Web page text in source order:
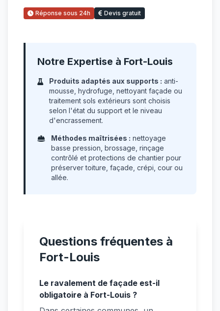
Réponse sous 24h Devis gratuit
Notre Expertise à Fort-Louis
Produits adaptés aux supports : anti-
mousse, hydrofuge, nettoyant façade ou
traitement sols extérieurs sont choisis
selon l'état du support et le niveau
d'encrassement.
Méthodes maîtrisées : nettoyage
basse pression, brossage, rinçage
contrôlé et protections de chantier pour
préserver toiture, façade, crépi, cour ou
allée.
Questions fréquentes à
Fort-Louis
Le ravalement de façade est-il
obligatoire à Fort-Louis ?